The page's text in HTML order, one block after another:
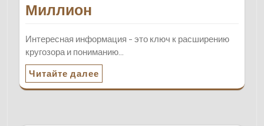
Миллион
Интересная информация - это ключ к расширению
кругозора и пониманию…
Читайте далее